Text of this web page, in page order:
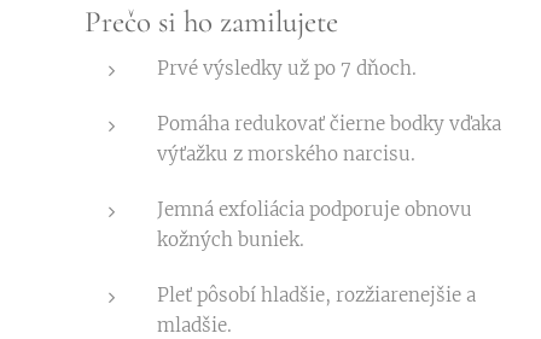
Prečo si ho zamilujete
Prvé výsledky už po 7 dňoch.
Pomáha redukovať čierne bodky vďaka
výťažku z morského narcisu.
Jemná exfoliácia podporuje obnovu
kožných buniek.
Pleť pôsobí hladšie, rozžiarenejšie a
mladšie.